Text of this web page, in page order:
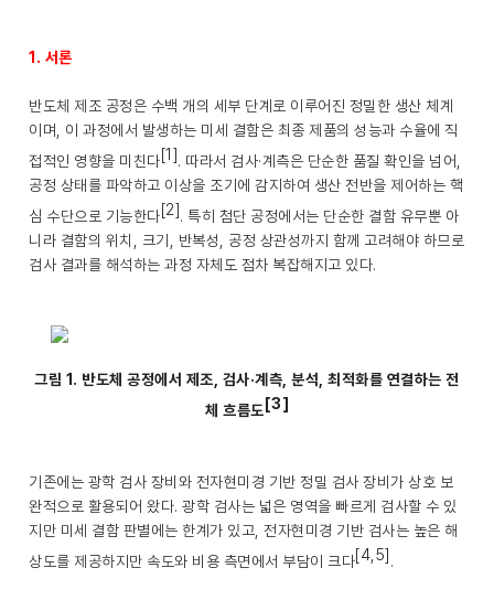
1. 서론
반도체 제조 공정은 수백 개의 세부 단계로 이루어진 정밀한 생산 체계
이며, 이 과정에서 발생하는 미세 결함은 최종 제품의 성능과 수율에 직
접적인 영향을 미친다[1]. 따라서 검사·계측은 단순한 품질 확인을 넘어,
공정 상태를 파악하고 이상을 조기에 감지하여 생산 전반을 제어하는 핵
심 수단으로 기능한다[2]. 특히 첨단 공정에서는 단순한 결함 유무뿐 아
니라 결함의 위치, 크기, 반복성, 공정 상관성까지 함께 고려해야 하므로
검사 결과를 해석하는 과정 자체도 점차 복잡해지고 있다.
그림 1. 반도체 공정에서 제조, 검사·계측, 분석, 최적화를 연결하는 전
체 흐름도 [3]
기존에는 광학 검사 장비와 전자현미경 기반 정밀 검사 장비가 상호 보
완적으로 활용되어 왔다. 광학 검사는 넓은 영역을 빠르게 검사할 수 있
지만 미세 결함 판별에는 한계가 있고, 전자현미경 기반 검사는 높은 해
상도를 제공하지만 속도와 비용 측면에서 부담이 크다[4,5] .